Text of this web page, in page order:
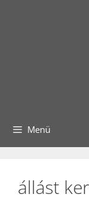
Menü
állást